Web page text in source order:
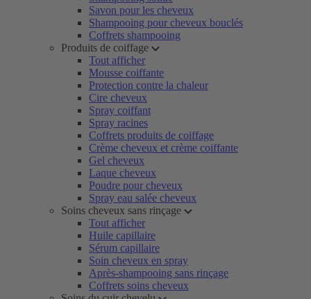
Savon pour les cheveux
Shampooing pour cheveux bouclés
Coffrets shampooing
Produits de coiffage
Tout afficher
Mousse coiffante
Protection contre la chaleur
Cire cheveux
Spray coiffant
Spray racines
Coffrets produits de coiffage
Crème cheveux et crème coiffante
Gel cheveux
Laque cheveux
Poudre pour cheveux
Spray eau salée cheveux
Soins cheveux sans rinçage
Tout afficher
Huile capillaire
Sérum capillaire
Soin cheveux en spray
Après-shampooing sans rinçage
Coffrets soins cheveux